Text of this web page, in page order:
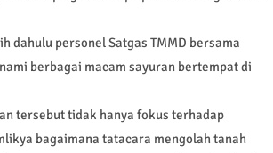
dahulu personel Satgas TMMD bersama
berbagai macam sayuran bertempat di
tersebut tidak hanya fokus terhadap
bagaimana tatacara mengolah tanah